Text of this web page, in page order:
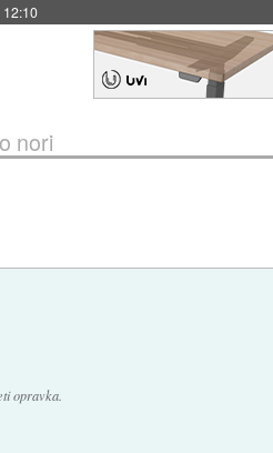
nori
opravka.